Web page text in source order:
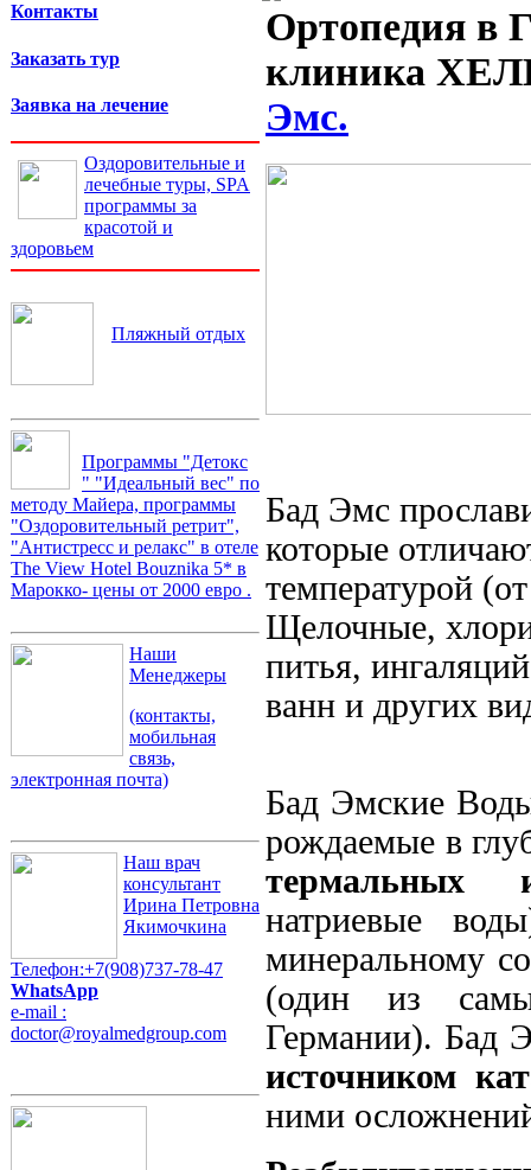
Контакты
Заказать тур
Заявка на лечение
Оздоровительные и
лечебные туры, SPA
программы за
красотой и
здоровьем
Пляжный отдых
Программы "Детокс
" "Идеальный вес" по
методу Майера, программы
"Оздоровительный ретрит",
"Антистресс и релакс" в отеле
The View Hotel Bouznika 5* в
Марокко- цены от 2000 евро .
Наши
Менеджеры
(контакты,
мобильная
связь,
электронная почта)
Наш врач
консультант
Ирина Петровна
Якимочкина
Телефон:+7(908)737-78-47
WhatsApp
e-mail :
doctor@royalmedgroup.com
Ортопедия в
клиника
Эмс.
Бад Эмс
которые
температурой
Щелочные,
питья,
ванн и других
Бад Эмские
рождаемые в
термальных
натриевые
минеральному
(один из
Германии). Бад
источником
ними